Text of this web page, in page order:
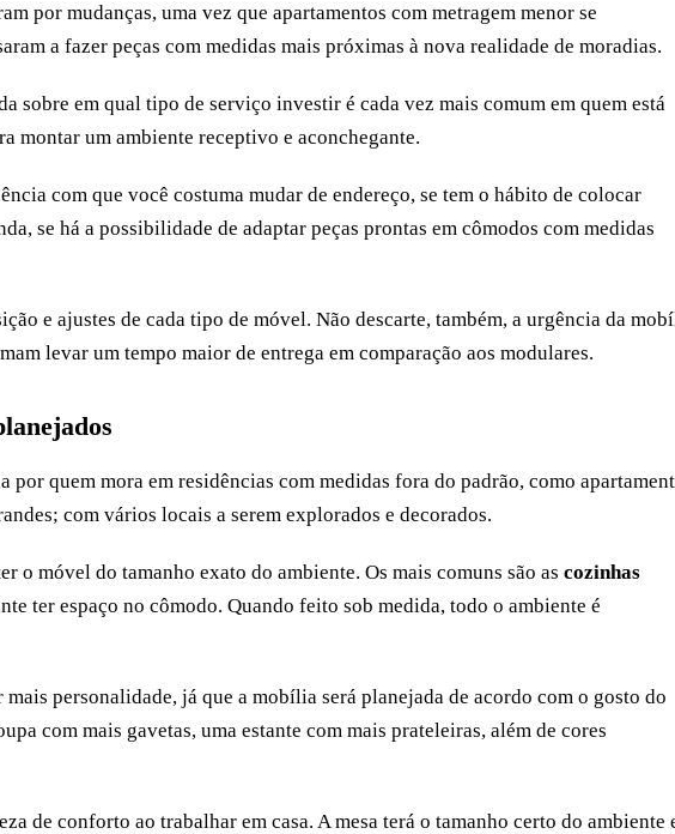
por mudanças, uma vez que apartamentos com metragem menor se
a fazer peças com medidas mais próximas à nova realidade de moradias.
sobre em qual tipo de serviço investir é cada vez mais comum em quem está
montar um ambiente receptivo e aconchegante.
com que você costuma mudar de endereço, se tem o hábito de colocar
se há a possibilidade de adaptar peças prontas em cômodos com medidas
e ajustes de cada tipo de móvel. Não descarte, também, a urgência da
levar um tempo maior de entrega em comparação aos modulares.
por quem mora em residências com medidas fora do padrão, como
com vários locais a serem explorados e decorados.
o móvel do tamanho exato do ambiente. Os mais comuns são as cozinhas
ter espaço no cômodo. Quando feito sob medida, todo o ambiente é
personalidade, já que a mobília será planejada de acordo com o gosto do
com mais gavetas, uma estante com mais prateleiras, além de cores
de conforto ao trabalhar em casa. A mesa terá o tamanho certo do ambiente